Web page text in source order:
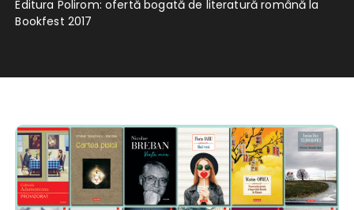
Editura Polirom: ofertă bogată de literatură română la
Bookfest 2017